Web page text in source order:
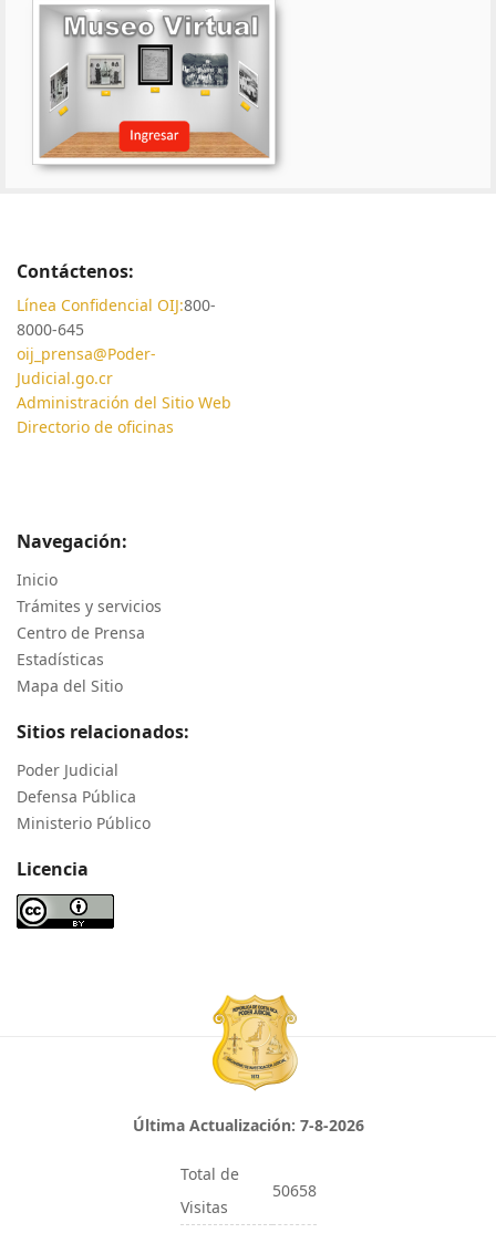
Contáctenos:
Línea Confidencial OIJ:800-
8000-645
oij_prensa@Poder-
Judicial.go.cr
Administración del Sitio Web
Directorio de oficinas
Navegación:
Inicio
Trámites y servicios
Centro de Prensa
Estadísticas
Mapa del Sitio
Sitios relacionados:
Poder Judicial
Defensa Pública
Ministerio Público
Licencia
Última Actualización: 7-8-2026
Total de
Visitas
50658